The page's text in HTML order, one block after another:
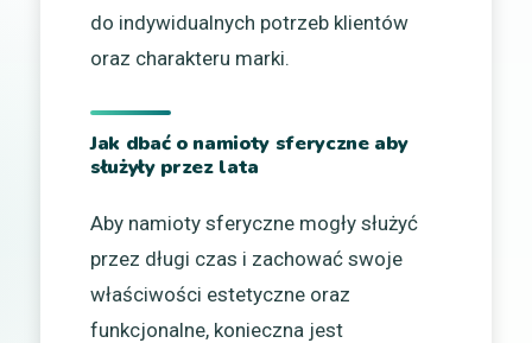
do indywidualnych potrzeb klientów
oraz charakteru marki.
Jak dbać o namioty sferyczne aby
służyły przez lata
Aby namioty sferyczne mogły służyć
przez długi czas i zachować swoje
właściwości estetyczne oraz
funkcjonalne, konieczna jest